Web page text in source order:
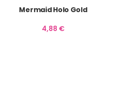
Mermaid Holo Gold
4,88 €